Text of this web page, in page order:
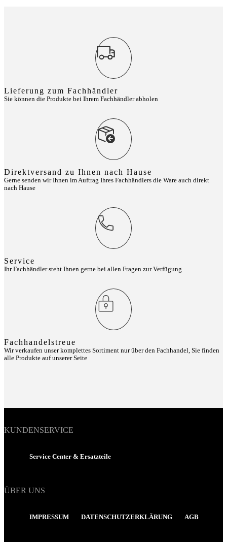
Lieferung zum Fachhändler
Sie können die Produkte bei Ihrem Fachhändler abholen
Direktversand zu Ihnen nach Hause
Gerne senden wir Ihnen im Auftrag Ihres Fachhändlers die Ware auch direkt
nach Hause
Service
Ihr Fachhändler steht Ihnen gerne bei allen Fragen zur Verfügung
Fachhandelstreue
Wir verkaufen unser komplettes Sortiment nur über den Fachhandel, Sie finden
alle Produkte auf unserer Seite
KUNDENSERVICE
Service Center & Ersatzteile
ÜBER UNS
IMPRESSUM DATENSCHUTZERKLÄRUNG AGB